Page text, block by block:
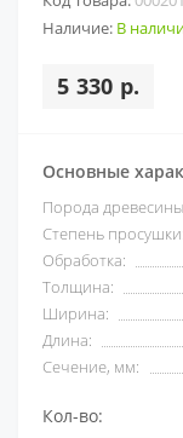
Наличие: В
5 330 р.
Основные
Порода
Степень просушки:
Обработка:
Толщина:
Ширина:
Длина:
Сечение, мм:
Кол-во: